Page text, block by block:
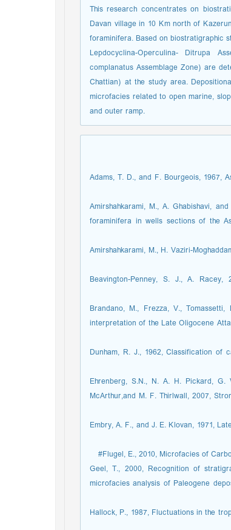
This research concentrates on
Davan village in 10 Km north of
foraminifera. Based on biostratigraphic
Lepdocyclina-Operculina- Ditrupa
complanatus Assemblage Zone) are
Chattian) at the study area.
microfacies related to open marine,
and outer ramp.
Adams, T. D., and F. Bourgeois, 1967,
Amirshahkarami, M., A. Ghabishavi,
foraminifera in wells sections of the
Amirshahkarami, M., H. Vaziri-
Beavington-Penney, S. J., A.
Brandano, M., Frezza, V.,
interpretation of the Late Oligocene
Dunham, R. J., 1962, Classification
Ehrenberg, S.N., N. A. H. Pickard,
McArthur,and M. F. Thirlwall, 2007,
Embry, A. F., and J. E. Klovan, 1971,
Flugel, E., 2010, Microfacies of
Geel, T., 2000, Recognition of
microfacies analysis of Paleogene
Hallock, P., 1987, Fluctuations in the